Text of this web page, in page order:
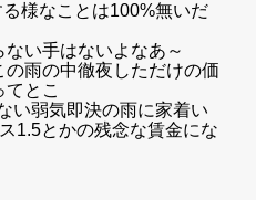
様なことは100%無いだ
い手はないよなあ～
雨の中徹夜しただけの価
とこ
い弱気即決の雨に家着い
1.5とかの残念な賃金にな